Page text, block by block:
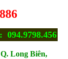
094.9798.456
Long Biên,